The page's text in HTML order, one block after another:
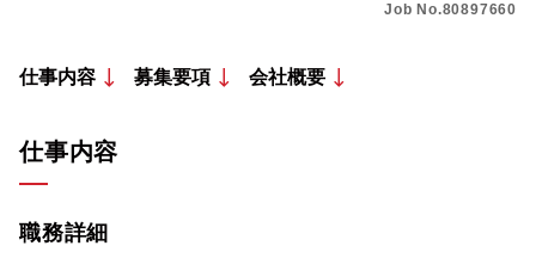
Job No.80897660
仕事内容 募集要項 会社概要
仕事内容
職務詳細